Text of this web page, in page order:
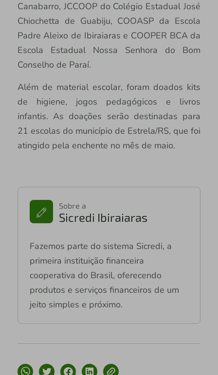
Canabarro, JCCOOP do Colégio Estadual José
Chiochetta de Guabiju, COOASP da Escola
Padre Aleixo de Ibiraiaras e COOPER BCA da
Escola Estadual Nossa Senhora do Bom
Conselho de Paraí.
Além de material escolar, foram doados kits
de higiene, jogos pedagógicos e livros
infantis. As doações serão destinadas para
21 escolas do município de Estrela/RS, que foi
atingido pela enchente no mês de maio.
Sobre a
Sicredi Ibiraiaras
Fazemos parte do sistema Sicredi, a
primeira instituição financeira
cooperativa do Brasil, oferecendo
produtos e serviços financeiros de um
jeito simples e próximo.